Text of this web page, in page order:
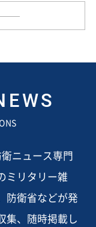
ニュース専門
ミリタリー雑
防衛省などが発
集、随時掲載し